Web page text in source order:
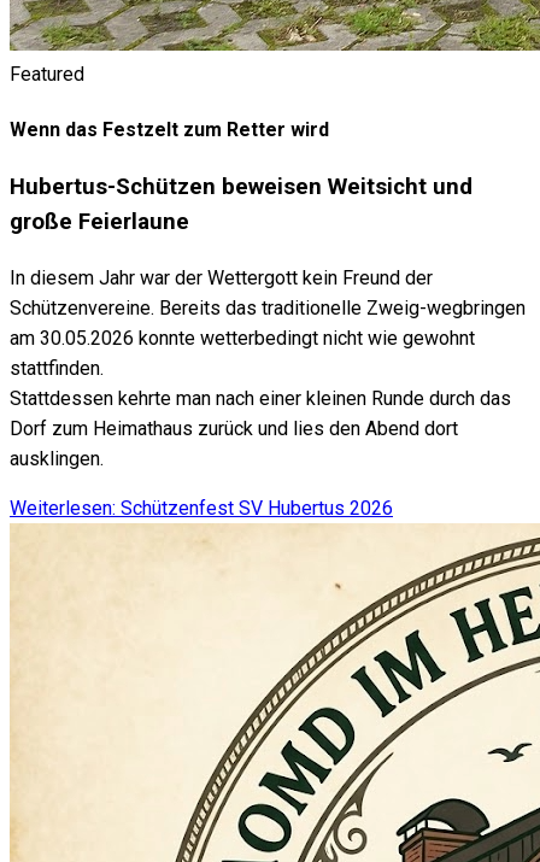
Featured
Wenn das Festzelt zum Retter wird
Hubertus-Schützen beweisen Weitsicht und
große Feierlaune
In diesem Jahr war der Wettergott kein Freund der
Schützenvereine. Bereits das traditionelle Zweig-wegbringen
am 30.05.2026 konnte wetterbedingt nicht wie gewohnt
stattfinden.
Stattdessen kehrte man nach einer kleinen Runde durch das
Dorf zum Heimathaus zurück und lies den Abend dort
ausklingen.
Weiterlesen: Schützenfest SV Hubertus 2026